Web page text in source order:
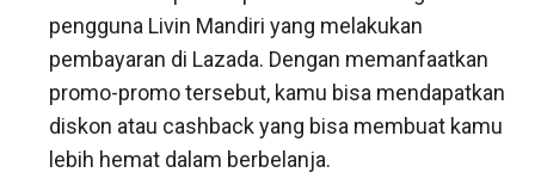
pengguna Livin Mandiri yang melakukan
pembayaran di Lazada. Dengan memanfaatkan
promo-promo tersebut, kamu bisa mendapatkan
diskon atau cashback yang bisa membuat kamu
lebih hemat dalam berbelanja.